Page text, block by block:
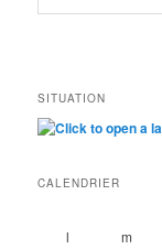
SITUATION
CALENDRIER
l
m